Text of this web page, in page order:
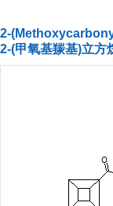
2-
2-(甲氧基羰基)立方